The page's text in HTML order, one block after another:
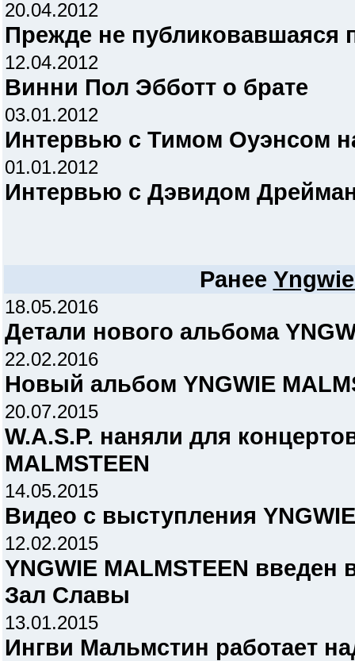
20.04.2012
Прежде не публиковавшаяся
12.04.2012
Винни Пол Эбботт о брате
03.01.2012
Интервью с Тимом Оуэнсом
01.01.2012
Интервью с Дэвидом
Ранее
18.05.2016
Детали нового альбома
22.02.2016
Новый альбом YNGWIE
20.07.2015
W.A.S.P. наняли для
MALMSTEEN
14.05.2015
Видео с выступления
12.02.2015
YNGWIE MALMSTEEN
Зал Славы
13.01.2015
Ингви Мальмстин работает